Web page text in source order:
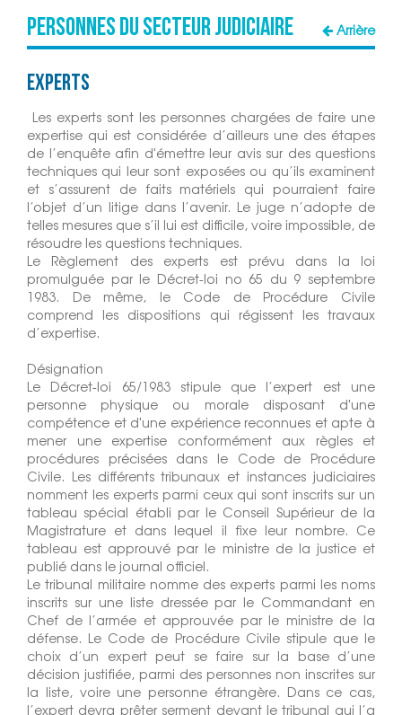
Personnes du Secteur Judiciaire Arrière
Experts
Les experts sont les personnes chargées de faire une
expertise qui est considérée d’ailleurs une des étapes
de l’enquête afin d'émettre leur avis sur des questions
techniques qui leur sont exposées ou qu’ils examinent
et s’assurent de faits matériels qui pourraient faire
l’objet d’un litige dans l’avenir. Le juge n’adopte de
telles mesures que s’il lui est difficile, voire impossible, de
résoudre les questions techniques.
Le Règlement des experts est prévu dans la loi
promulguée par le Décret-loi no 65 du 9 septembre
1983. De même, le Code de Procédure Civile
comprend les dispositions qui régissent les travaux
d’expertise.
Désignation
Le Décret-loi 65/1983 stipule que l’expert est une
personne physique ou morale disposant d'une
compétence et d'une expérience reconnues et apte à
mener une expertise conformément aux règles et
procédures précisées dans le Code de Procédure
Civile. Les différents tribunaux et instances judiciaires
nomment les experts parmi ceux qui sont inscrits sur un
tableau spécial établi par le Conseil Supérieur de la
Magistrature et dans lequel il fixe leur nombre. Ce
tableau est approuvé par le ministre de la justice et
publié dans le journal officiel.
Le tribunal militaire nomme des experts parmi les noms
inscrits sur une liste dressée par le Commandant en
Chef de l’armée et approuvée par le ministre de la
défense. Le Code de Procédure Civile stipule que le
choix d’un expert peut se faire sur la base d’une
décision justifiée, parmi des personnes non inscrites sur
la liste, voire une personne étrangère. Dans ce cas,
l’expert devra prêter serment devant le tribunal qui l’a